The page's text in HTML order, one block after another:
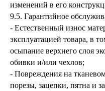
изменений в его
9.5. Гарантийное
- Естественный износ
эксплуатацией товара, в
осыпание верхнего слоя
обивки и/или чехлов;
- Повреждения на
порезы, зацепки, пятна и